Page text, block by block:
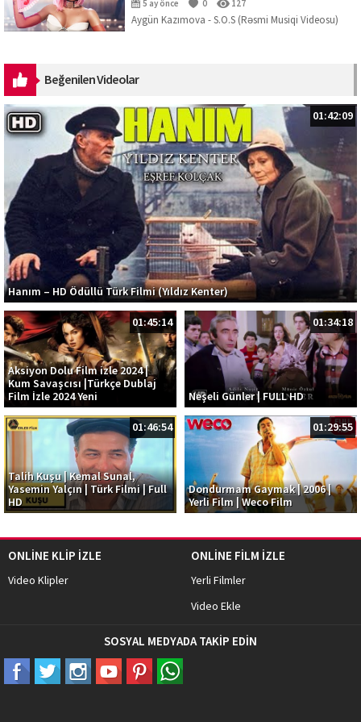
5 ay önce 0 127
Aygün Kazımova - S.O.S (Rəsmi Musiqi Videosu)
Beğenilen Videolar
01:42:09
Hanım – HD Ödüllü Türk Filmi (Yıldız Kenter)
01:45:14
Aksiyon Dolu Film izle 2024 |
Kum Savaşcısı |Türkçe Dublaj
Film İzle 2024 Yeni
01:34:18
Neşeli Günler | FULL HD
01:46:54
Talih Kuşu | Kemal Sunal,
Yasemin Yalçın | Türk Filmi | Full
HD
01:29:55
Dondurmam Gaymak | 2006 |
Yerli Film | Weco Film
ONLİNE KLİP İZLE
Video Klipler
ONLİNE FİLM İZLE
Yerli Filmler
Video Ekle
SOSYAL MEDYADA TAKİP EDİN